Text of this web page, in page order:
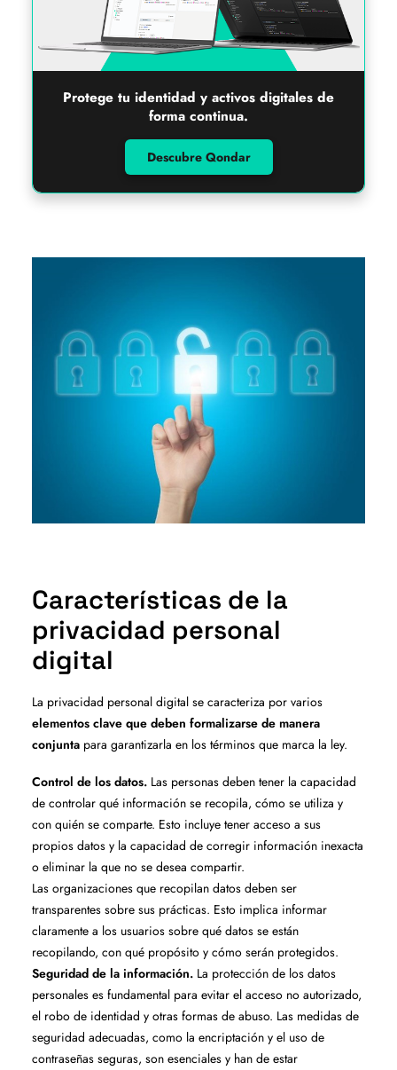
Protege tu identidad y activos digitales de
forma continua.
Descubre Qondar
Características de la
privacidad personal
digital
La privacidad personal digital se caracteriza por varios
elementos clave que deben formalizarse de manera
conjunta para garantizarla en los términos que marca la ley.
Control de los datos. Las personas deben tener la capacidad
de controlar qué información se recopila, cómo se utiliza y
con quién se comparte. Esto incluye tener acceso a sus
propios datos y la capacidad de corregir información inexacta
o eliminar la que no se desea compartir.
Las organizaciones que recopilan datos deben ser
transparentes sobre sus prácticas. Esto implica informar
claramente a los usuarios sobre qué datos se están
recopilando, con qué propósito y cómo serán protegidos.
Seguridad de la información. La protección de los datos
personales es fundamental para evitar el acceso no autorizado,
el robo de identidad y otras formas de abuso. Las medidas de
seguridad adecuadas, como la encriptación y el uso de
contraseñas seguras, son esenciales y han de estar